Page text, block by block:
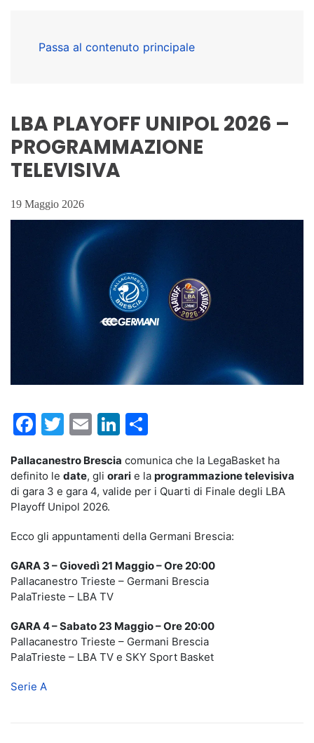
Passa al contenuto principale
LBA PLAYOFF UNIPOL 2026 –
PROGRAMMAZIONE
TELEVISIVA
19 Maggio 2026
Facebook
Twitter
EmailLinkedIn
Pallacanestro Brescia comunica che la LegaBasket ha
definito le date, gli orari e la programmazione televisiva
di gara 3 e gara 4, valide per i Quarti di Finale degli LBA
Playoff Unipol 2026.
Ecco gli appuntamenti della Germani Brescia:
GARA 3 – Giovedì 21 Maggio – Ore 20:00
Pallacanestro Trieste – Germani Brescia
PalaTrieste – LBA TV
GARA 4 – Sabato 23 Maggio – Ore 20:00
Pallacanestro Trieste – Germani Brescia
PalaTrieste – LBA TV e SKY Sport Basket
Serie A